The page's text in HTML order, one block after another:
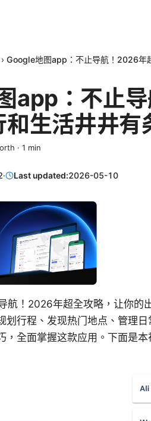
› Google地图app：不止导航！2026年
app：不止
生活井井有
· 1 min
· Last updated:2026-05-10
航！2026年超全攻略，让你的
划行程、发现热门地点、管理
，全面掌握这款应用。下面是本